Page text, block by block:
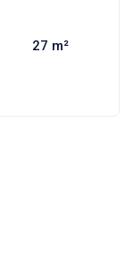
27 m²